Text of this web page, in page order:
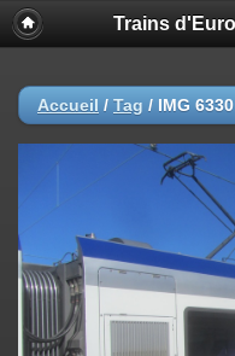
Trains
Accueil / Tag / IMG 6330